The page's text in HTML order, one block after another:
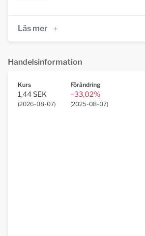
Läs mer
Handelsinformation
Kurs
1,44 SEK
(2026-08-07)
Förändring
−33,02%
(2025-08-07)